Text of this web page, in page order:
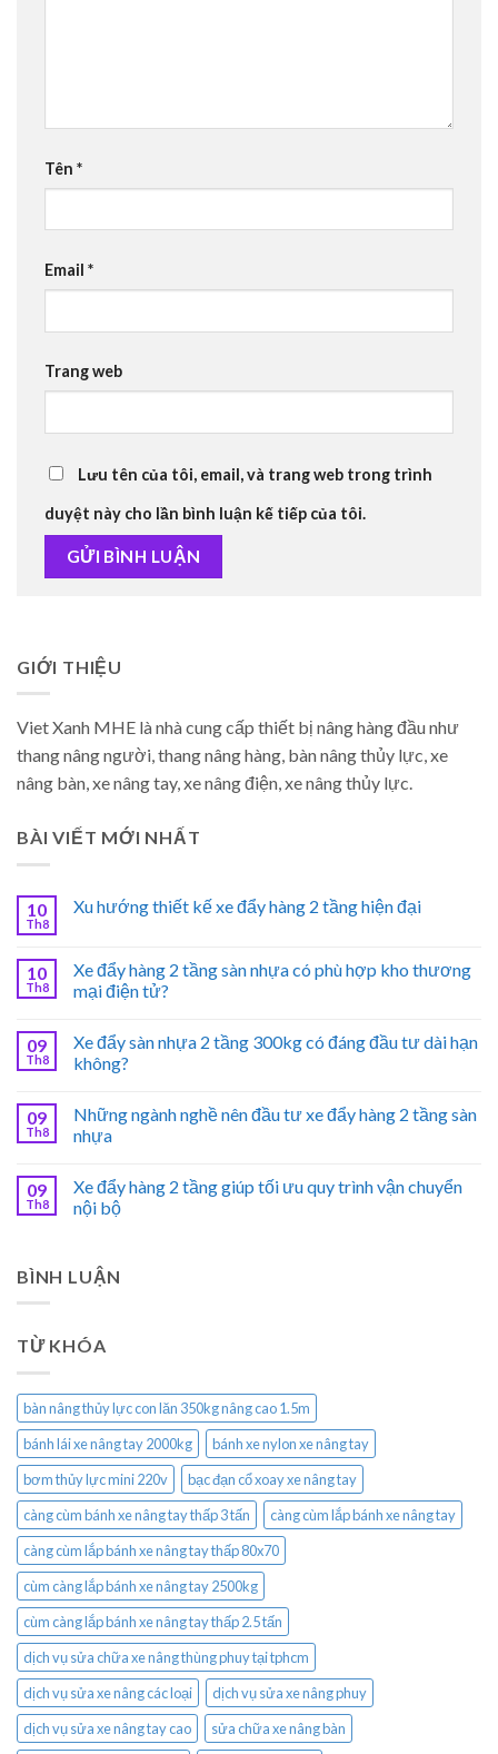
Tên *
Email *
Trang web
Lưu tên của tôi, email, và trang web trong trình
duyệt này cho lần bình luận kế tiếp của tôi.
GIỚI THIỆU
Viet Xanh MHE là nhà cung cấp thiết bị nâng hàng đầu như
thang nâng người, thang nâng hàng, bàn nâng thủy lực, xe
nâng bàn, xe nâng tay, xe nâng điện, xe nâng thủy lực.
BÀI VIẾT MỚI NHẤT
10
Th8
Xu hướng thiết kế xe đẩy hàng 2 tầng hiện đại
10
Th8
Xe đẩy hàng 2 tầng sàn nhựa có phù hợp kho thương
mại điện tử?
09
Th8
Xe đẩy sàn nhựa 2 tầng 300kg có đáng đầu tư dài hạn
không?
09
Th8
Những ngành nghề nên đầu tư xe đẩy hàng 2 tầng sàn
nhựa
09
Th8
Xe đẩy hàng 2 tầng giúp tối ưu quy trình vận chuyển
nội bộ
BÌNH LUẬN
TỪ KHÓA
bàn nâng thủy lực con lăn 350kg nâng cao 1.5m
bánh lái xe nâng tay 2000kg
bánh xe nylon xe nâng tay
bơm thủy lực mini 220v
bạc đạn cổ xoay xe nâng tay
càng cùm bánh xe nâng tay thấp 3 tấn
càng cùm lắp bánh xe nâng tay
càng cùm lắp bánh xe nâng tay thấp 80x70
cùm càng lắp bánh xe nâng tay 2500kg
cùm càng lắp bánh xe nâng tay thấp 2.5 tấn
dịch vụ sửa chữa xe nâng thùng phuy tại tphcm
dịch vụ sửa xe nâng các loại
dịch vụ sửa xe nâng phuy
dịch vụ sửa xe nâng tay cao
sửa chữa xe nâng bàn